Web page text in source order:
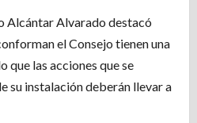
Alcántar Alvarado destacó
el Consejo tienen una
que las acciones que se
su instalación deberán llevar a